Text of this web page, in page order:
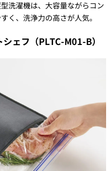
洗濯機は、大容量ながらコン
く、洗浄力の高さが人気。
フ（PLTC-M01-B）